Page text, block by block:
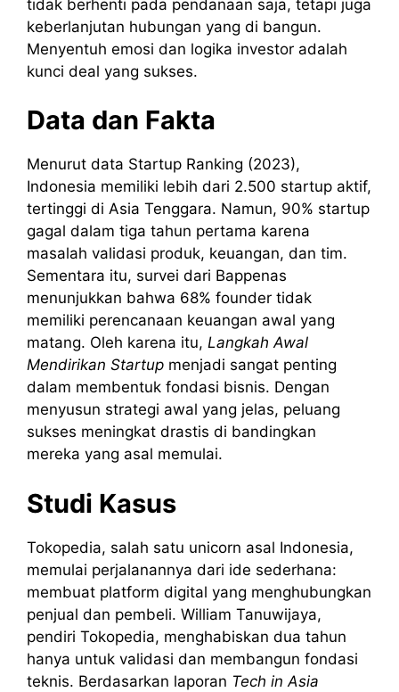
tidak berhenti pada pendanaan saja, tetapi juga
keberlanjutan hubungan yang di bangun.
Menyentuh emosi dan logika investor adalah
kunci deal yang sukses.
Data dan Fakta
Menurut data Startup Ranking (2023),
Indonesia memiliki lebih dari 2.500 startup aktif,
tertinggi di Asia Tenggara. Namun, 90% startup
gagal dalam tiga tahun pertama karena
masalah validasi produk, keuangan, dan tim.
Sementara itu, survei dari Bappenas
menunjukkan bahwa 68% founder tidak
memiliki perencanaan keuangan awal yang
matang. Oleh karena itu, Langkah Awal
Mendirikan Startup menjadi sangat penting
dalam membentuk fondasi bisnis. Dengan
menyusun strategi awal yang jelas, peluang
sukses meningkat drastis di bandingkan
mereka yang asal memulai.
Studi Kasus
Tokopedia, salah satu unicorn asal Indonesia,
memulai perjalanannya dari ide sederhana:
membuat platform digital yang menghubungkan
penjual dan pembeli. William Tanuwijaya,
pendiri Tokopedia, menghabiskan dua tahun
hanya untuk validasi dan membangun fondasi
teknis. Berdasarkan laporan Tech in Asia